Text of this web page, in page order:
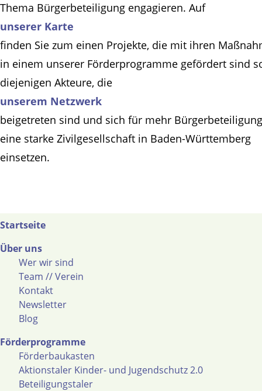
Thema Bürgerbeteiligung engagieren. Auf
unserer Karte
finden Sie zum einen Projekte, die mit ihren
in einem unserer Förderprogramme gefördert sind
diejenigen Akteure, die
unserem Netzwerk
beigetreten sind und sich für mehr
eine starke Zivilgesellschaft in Baden-Württemberg
einsetzen.
Startseite
Über uns
Wer wir sind
Team // Verein
Kontakt
Newsletter
Blog
Förderprogramme
Förderbaukasten
Aktionstaler Kinder- und Jugendschutz 2.0
Beteiligungstaler